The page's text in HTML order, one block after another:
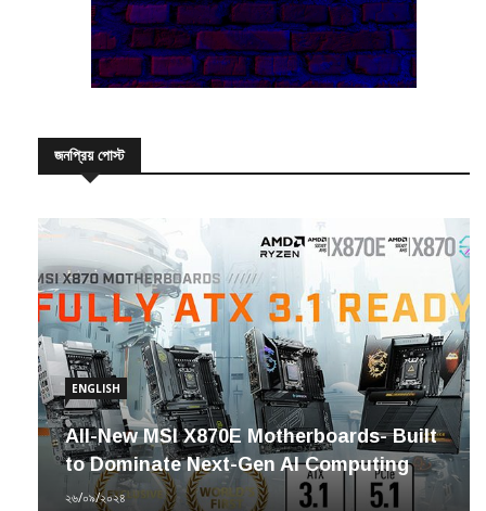
জনপ্রিয় পোস্ট
ENGLISH
All-New MSI X870E Motherboards- Built
to Dominate Next-Gen AI Computing